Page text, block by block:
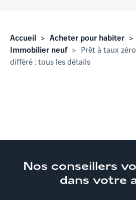
Accueil Acheter pour habiter
Immobilier neuf
Prêt à taux
différé : tous les détails
Nos conseillers
dans votre